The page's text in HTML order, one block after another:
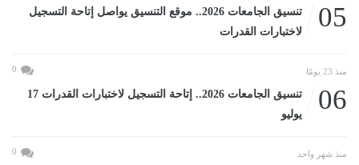
05
تنسيق الجامعات 2026.. موقع التنسيق يواصل إتاحة التسجيل
لاختبارات القدرات
منذ 23 يومًا 0
06
تنسيق الجامعات 2026.. إتاحة التسجيل لاختبارات القدرات 17
يوليو
منذ شهر واحد 0